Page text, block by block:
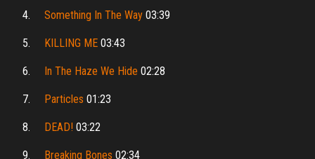
4. Something In The Way 03:39
5. KILLING ME 03:43
6. In The Haze We Hide 02:28
7. Particles 01:23
8. DEAD! 03:22
9. Breaking Bones 02:34